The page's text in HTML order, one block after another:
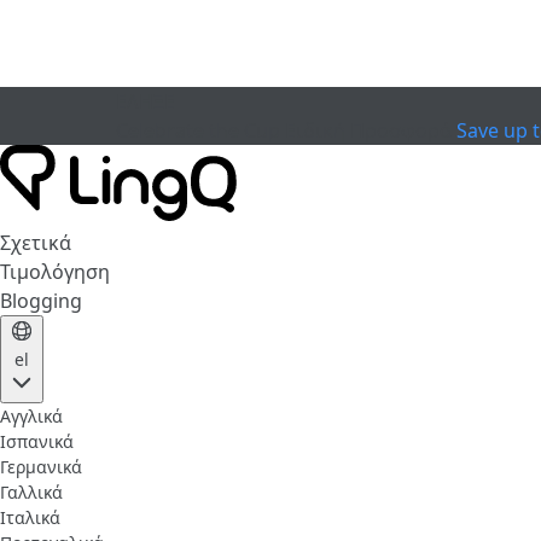
Save up
Σχετικά
Τιμολόγηση
Blogging
el
Αγγλικά
Ισπανικά
Γερμανικά
Γαλλικά
Ιταλικά